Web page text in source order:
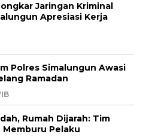
Jaringan Kriminal
Apresiasi Kerja
Polres Simalungun Awasi
Ramadan
Rumah Dijarah: Tim
Pelaku